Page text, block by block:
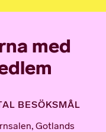
med
BESÖKSMÅL
Gotlands